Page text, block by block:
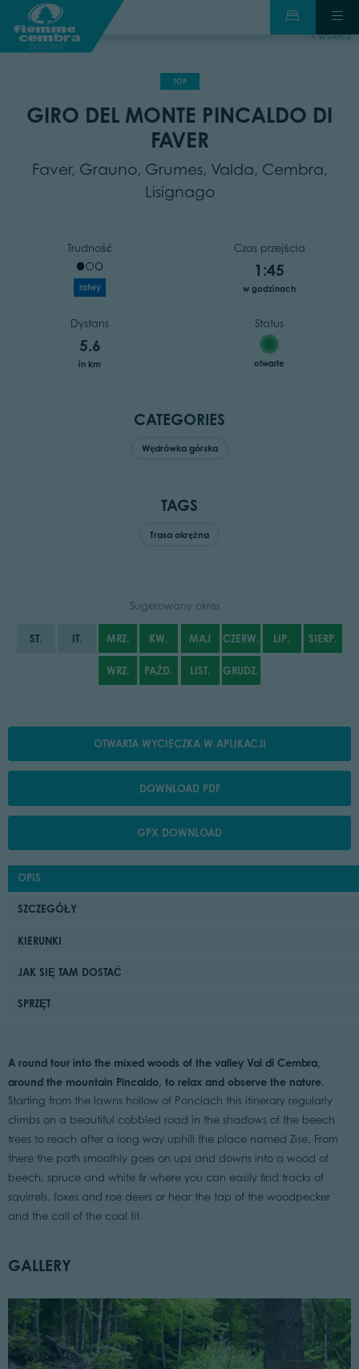
wstecz
TOP
GIRO DEL MONTE PINCALDO DI
FAVER
Faver, Grauno, Grumes, Valda, Cembra,
Lisignago
Trudność
łatwy
Czas przejścia
1:45
w godzinach
Dystans
5.6
in km
Status
otwarte
CATEGORIES
Wędrówka górska
TAGS
Trasa okrężna
Sugerowany okres
ST. IT. MRZ. KW. MAJ CZERW. LIP. SIERP.
WRZ. PAŹD. LIST. GRUDZ.
OTWARTA WYCIECZKA W APLIKACJI
DOWNLOAD PDF
GPX DOWNLOAD
OPIS
SZCZEGÓŁY
KIERUNKI
JAK SIĘ TAM DOSTAĆ
SPRZĘT
A round tour into the mixed woods of the valley Val di Cembra,
around the mountain Pincaldo, to relax and observe the nature.
Starting from the lawns hollow of Ponciach this itinerary regularly
climbs on a beautiful cobbled road in the shadows of the beech
trees to reach after a long way uphill the place named Zise. From
there the path smoothly goes on ups and downs into a wood of
beech, spruce and white fir where you can easily find tracks of
squirrels, foxes and roe deers or hear the tap of the woodpecker
and the call of the coal tit.
GALLERY